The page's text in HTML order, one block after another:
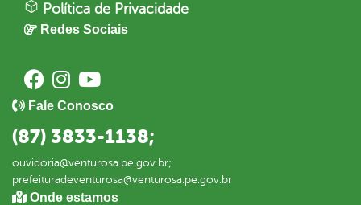
Política de Privacidade
Redes Sociais
Fale Conosco
(87) 3833-1138;
ouvidoria@venturosa.pe.gov.br;
prefeituradeventurosa@venturosa.pe.gov.br
Onde estamos